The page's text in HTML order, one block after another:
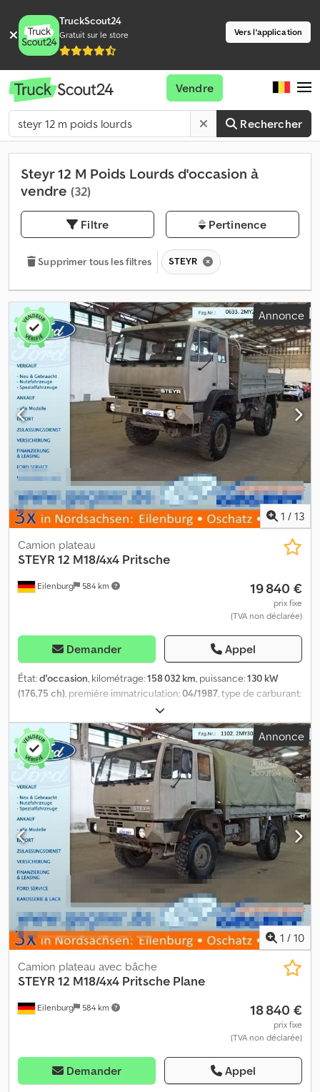
TruckScout24
Gratuit sur le store Vers l'application
Rechercher
Vendre
Steyr 12 M Poids Lourds d'occasion à
vendre (32)
Filtre Pertinence
Supprimer tous les filtres STEYR
Annonce
1 / 13
Eilenburg 584 km
Camion plateau
STEYR 12 M18/4x4 Pritsche
19 840 €
prix fixe
(TVA non déclarée)
Demander Appel
État:d'occasion, kilométrage:158 032 km, puissance:130 kW
(176,75 ch), première immatriculation:04/1987, type de carburant:
, configuration d'essieux:
couleur:brun, type d'engrenage:mécanique, Équipement:
transmission intégrale, Erreurs et ventes intermédiaires
réservées ! Numéro interne : 0633. 2MY2407 ---- ÉQUIPEMENT
Châssis pour bâche Codpsh Udydsfx Apnsrf Plateau Transmission
intégrale... et bien d'autres encore. ---- Le véhicule n'a pas été
remis à neuf ! Livraison possible dans toute l'Allemagne
moyennant un supplément. Erreurs et ventes intermédiaires
réservées. Nous reprenons volontiers votre véhicule.
Financement / location possible, même sans acompte ! Vous avez
d'autres questions ? Nous serons heureux de vous conseiller !
Annonce
1 / 10
Eilenburg 584 km
Camion plateau avec bâche
STEYR 12 M18/4x4 Pritsche Plane
18 840 €
prix fixe
(TVA non déclarée)
Demander Appel